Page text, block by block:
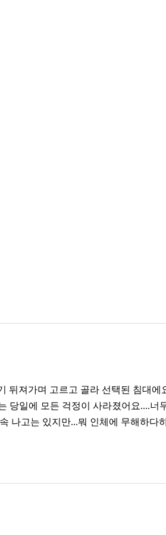
져가며 고르고 골라 선택된 침대
일에 모든 걱정이 사라졌어요....
나고는 있지만...뭐 인체에 무해하